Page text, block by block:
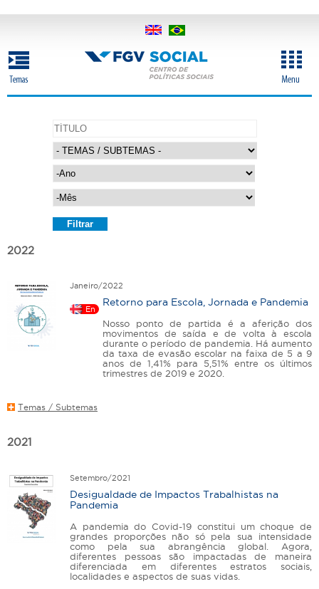
conteúdo
principal
oM
A
2022
Janeiro/2022
En
Retorno para Escola, Jornada e Pandemia
Nosso ponto de partida é a aferição dos
movimentos de saída e de volta à escola
durante o período de pandemia. Há aumento
da taxa de evasão escolar na faixa de 5 a 9
anos de 1,41% para 5,51% entre os últimos
trimestres de 2019 e 2020.
Temas / Subtemas
2021
Setembro/2021
Desigualdade de Impactos Trabalhistas na
Pandemia
A pandemia do Covid-19 constitui um choque de
grandes proporções não só pela sua intensidade
como pela sua abrangência global. Agora,
diferentes pessoas são impactadas de maneira
diferenciada em diferentes estratos sociais,
localidades e aspectos de suas vidas.